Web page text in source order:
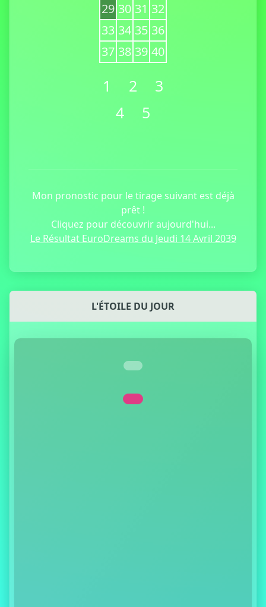
29 30 31 32
33 34 35 36
37 38 39 40
1 2
3
4
5
Mon pronostic pour le tirage suivant est déjà
prêt !
Cliquez pour découvrir aujourd'hui...
Le Résultat EuroDreams du Jeudi 14 Avril 2039
L'ÉTOILE DU JOUR